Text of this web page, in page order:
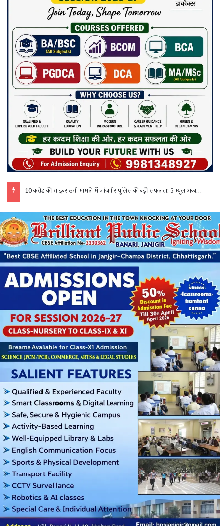
हर घर तिरंगा’ अभियान के तहत आज जांजगीर में तिरंगा यात्रा: खोखरा मोड़ से जुटेंगे विद्यार्थी और नागरिक, जागेगी राष्ट्रीय चेतना